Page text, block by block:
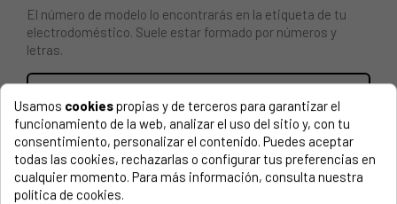
El número de modelo lo encontrarás en la etiqueta de tu
electrodoméstico. Suele estar formado por números y
letras.
CAJÓN DEL CONGELADOR PARA FRIGORÍFICO GORENJE
327956.
ASKO, 457545 RF2673I
Usamos cookiespropias y de terceros para garantizar el
funcionamiento de la web, analizar el uso del sitio y, con tu
consentimiento, personalizar el contenido. Puedes aceptar
todas las cookies, rechazarlas o configurar tus preferencias en
cualquier momento. Para más información, consulta nuestra
política de cookies.